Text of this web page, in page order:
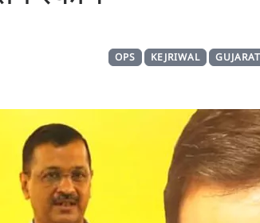
GUJARAT
KEJRIWAL
OPS